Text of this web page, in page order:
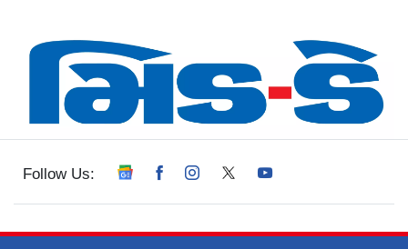
Follow Us: